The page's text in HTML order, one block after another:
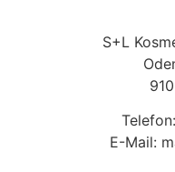
S+L
Telefon:
E-Mail: